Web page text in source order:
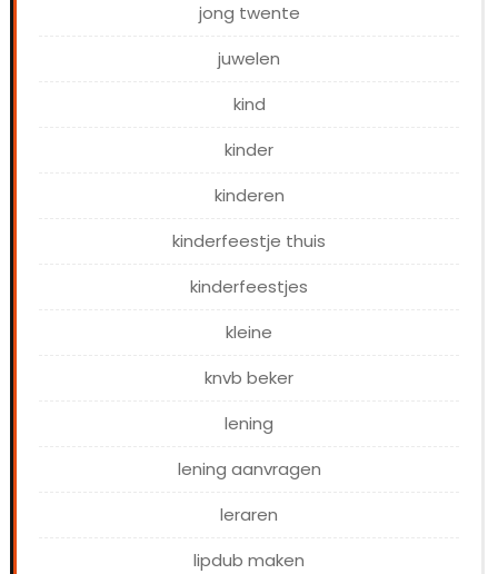
jong twente
juwelen
kind
kinder
kinderen
kinderfeestje thuis
kinderfeestjes
kleine
knvb beker
lening
lening aanvragen
leraren
lipdub maken